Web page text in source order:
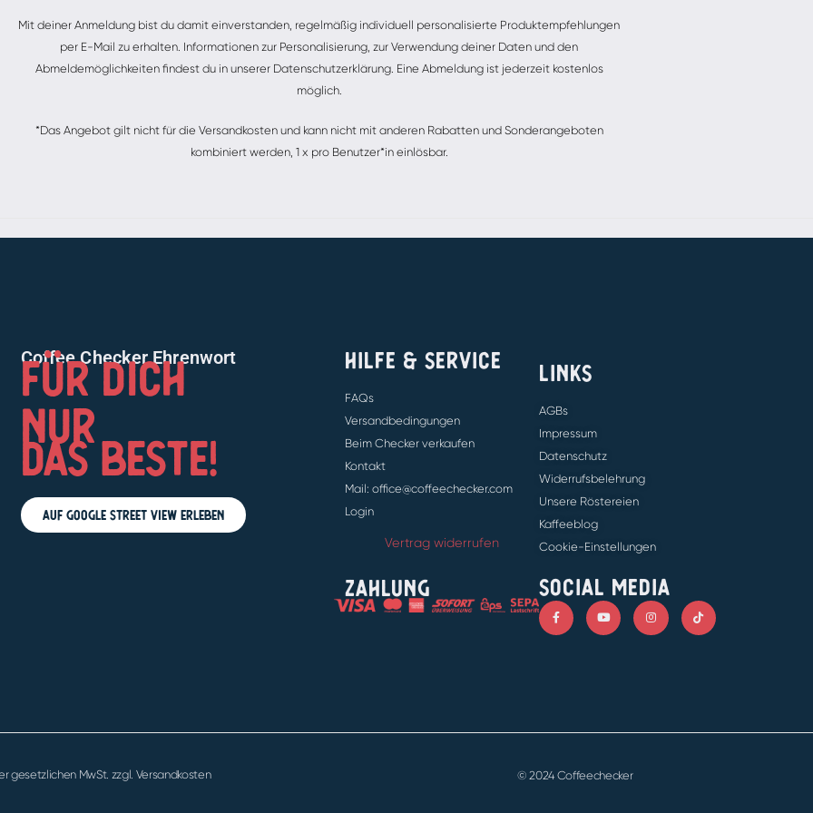
Mit deiner Anmeldung bist du damit einverstanden, regelmäßig individuell personalisierte Produktempfehlungen
per E-Mail zu erhalten. Informationen zur Personalisierung, zur Verwendung deiner Daten und den
Abmeldemöglichkeiten findest du in unserer Datenschutzerklärung. Eine Abmeldung ist jederzeit kostenlos
möglich.
*Das Angebot gilt nicht für die Versandkosten und kann nicht mit anderen Rabatten und Sonderangeboten
kombiniert werden, 1 x pro Benutzer*in einlösbar.
Coffee Checker Ehrenwort
FÜR DICH
NUR
DAS BESTE!
Auf Google Street View erleben
HILFE & SERVICE
FAQs
Versandbedingungen
Beim Checker verkaufen
Kontakt
Mail: office@coffeechecker.com
Login
Vertrag widerrufen
ZAHLUNG
LINKS
AGBs
Impressum
Datenschutz
Widerrufsbelehrung
Unsere Röstereien
Kaffeeblog
Cookie-Einstellungen
SOCIAL MEDIA
gesetzlichen MwSt. zzgl. Versandkosten © 2024 Coffeechecker